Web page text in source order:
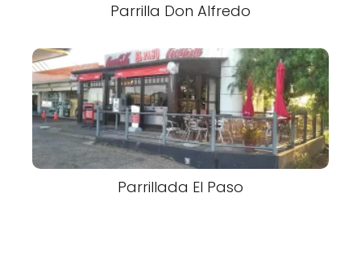
Parrilla Don Alfredo
Parrillada El Paso